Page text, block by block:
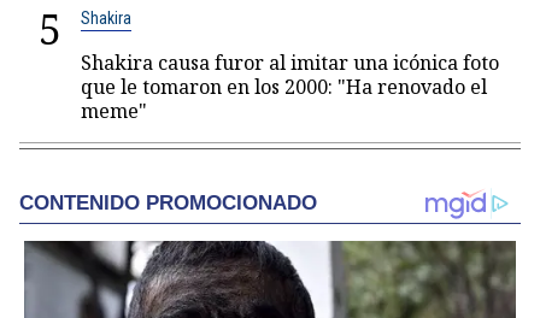
5 Shakira
Shakira causa furor al imitar una icónica foto
que le tomaron en los 2000: "Ha renovado el
meme"